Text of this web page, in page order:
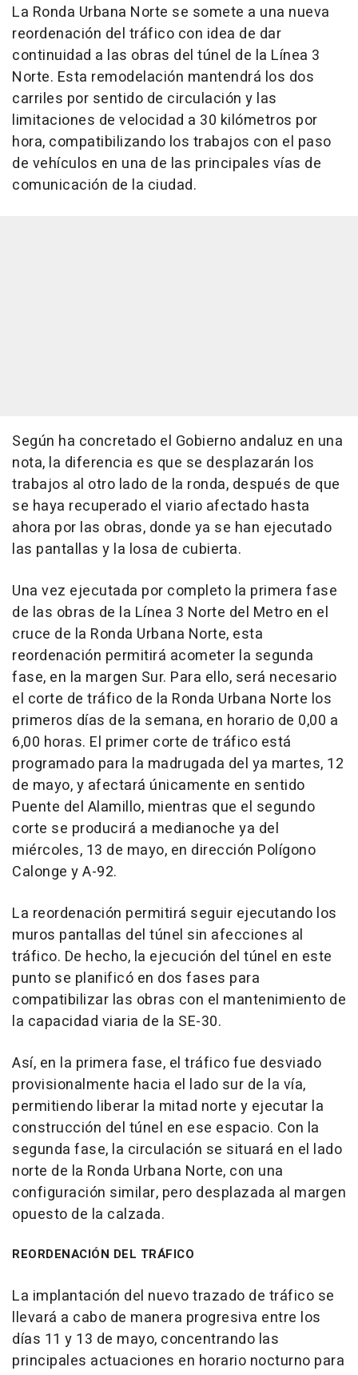
La Ronda Urbana Norte se somete a una nueva
reordenación del tráfico con idea de dar
continuidad a las obras del túnel de la Línea 3
Norte. Esta remodelación mantendrá los dos
carriles por sentido de circulación y las
limitaciones de velocidad a 30 kilómetros por
hora, compatibilizando los trabajos con el paso
de vehículos en una de las principales vías de
comunicación de la ciudad.
Según ha concretado el Gobierno andaluz en una
nota, la diferencia es que se desplazarán los
trabajos al otro lado de la ronda, después de que
se haya recuperado el viario afectado hasta
ahora por las obras, donde ya se han ejecutado
las pantallas y la losa de cubierta.
Una vez ejecutada por completo la primera fase
de las obras de la Línea 3 Norte del Metro en el
cruce de la Ronda Urbana Norte, esta
reordenación permitirá acometer la segunda
fase, en la margen Sur. Para ello, será necesario
el corte de tráfico de la Ronda Urbana Norte los
primeros días de la semana, en horario de 0,00 a
6,00 horas. El primer corte de tráfico está
programado para la madrugada del ya martes, 12
de mayo, y afectará únicamente en sentido
Puente del Alamillo, mientras que el segundo
corte se producirá a medianoche ya del
miércoles, 13 de mayo, en dirección Polígono
Calonge y A-92.
La reordenación permitirá seguir ejecutando los
muros pantallas del túnel sin afecciones al
tráfico. De hecho, la ejecución del túnel en este
punto se planificó en dos fases para
compatibilizar las obras con el mantenimiento de
la capacidad viaria de la SE-30.
Así, en la primera fase, el tráfico fue desviado
provisionalmente hacia el lado sur de la vía,
permitiendo liberar la mitad norte y ejecutar la
construcción del túnel en ese espacio. Con la
segunda fase, la circulación se situará en el lado
norte de la Ronda Urbana Norte, con una
configuración similar, pero desplazada al margen
opuesto de la calzada.
REORDENACIÓN DEL TRÁFICO
La implantación del nuevo trazado de tráfico se
llevará a cabo de manera progresiva entre los
días 11 y 13 de mayo, concentrando las
principales actuaciones en horario nocturno para